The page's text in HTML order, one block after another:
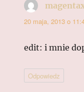
20 maja, 2013 o
edit: i mnie
Odpowiedz